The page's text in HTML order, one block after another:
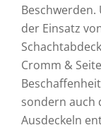
der Einsatz
Cromm &
sondern auch
Ausdeckeln